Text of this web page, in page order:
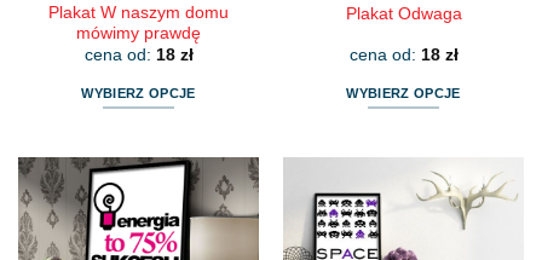
Plakat W naszym domu
mówimy prawdę
cena od: 18 zł
WYBIERZ OPCJE
ma
wariantów.
Opcje
Plakat Odwaga
cena od: 18 zł
WYBIERZ OPCJE
wiele
wariantów.
Opcje